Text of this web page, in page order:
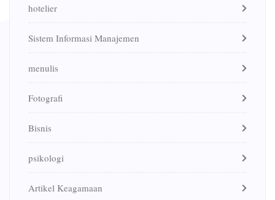
hotelier
Sistem Informasi Manajemen
menulis
Fotografi
Bisnis
psikologi
Artikel Keagamaan